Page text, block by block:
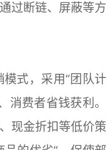
过断链、屏蔽等方
式，采用“团队计
消费者省钱获利。
现金折扣等低价策